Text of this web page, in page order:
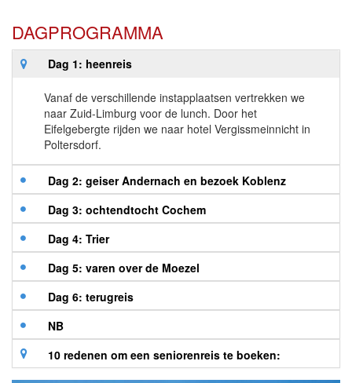
DAGPROGRAMMA
Dag 1: heenreis
Vanaf de verschillende instapplaatsen vertrekken we
naar Zuid-Limburg voor de lunch. Door het
Eifelgebergte rijden we naar hotel Vergissmeinnicht in
Poltersdorf.
Dag 2: geiser Andernach en bezoek Koblenz
Dag 3: ochtendtocht Cochem
Dag 4: Trier
Dag 5: varen over de Moezel
Dag 6: terugreis
NB
10 redenen om een seniorenreis te boeken: